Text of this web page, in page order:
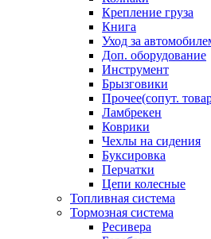
Крепление груза
Книга
Уход за
Доп. оборудование
Инструмент
Брызговики
Прочее(сопут.
Ламбрекен
Коврики
Чехлы на сидения
Буксировка
Перчатки
Цепи колесные
Топливная система
Тормозная система
Ресивера